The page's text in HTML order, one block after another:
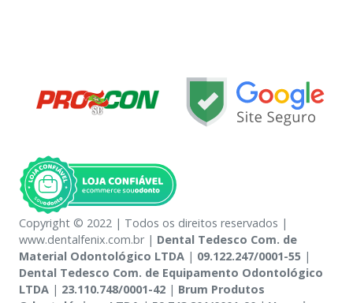
Copyright © 2022 | Todos os direitos reservados |
www.dentalfenix.com.br | Dental Tedesco Com. de
Material Odontológico LTDA | 09.122.247/0001-55 |
Dental Tedesco Com. de Equipamento Odontológico
LTDA | 23.110.748/0001-42 | Brum Produtos